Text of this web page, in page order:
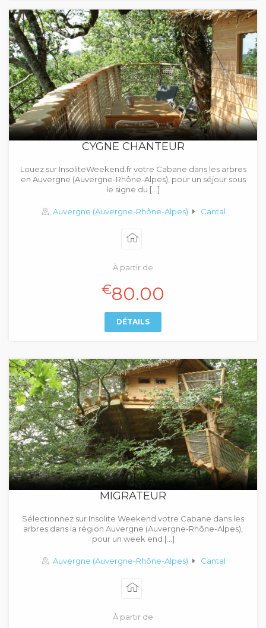
CYGNE CHANTEUR
Louez sur InsoliteWeekend.fr votre Cabane dans les arbres
en Auvergne (Auvergne-Rhône-Alpes), pour un séjour sous
le signe du […]
Auvergne (Auvergne-Rhône-Alpes) Cantal
À partir de
€80.00
DÉTAILS
MIGRATEUR
Sélectionnez sur Insolite Weekend votre Cabane dans les
arbres dans la région Auvergne (Auvergne-Rhône-Alpes),
pour un week end […]
Auvergne (Auvergne-Rhône-Alpes) Cantal
À partir de